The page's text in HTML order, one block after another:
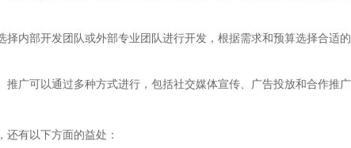
内部开发团队或外部专业团队进行开发，根据需求和预算选择合适
广可以通过多种方式进行，包括社交媒体宣传、广告投放和合作推
有以下方面的益处：